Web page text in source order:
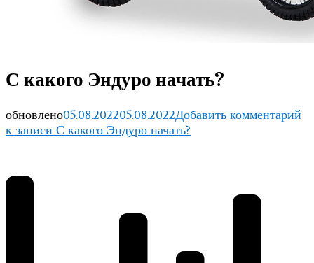
С какого Эндуро начать?
обновлено05.08.202205.08.2022Добавить комментарий
к записи С какого Эндуро начать?